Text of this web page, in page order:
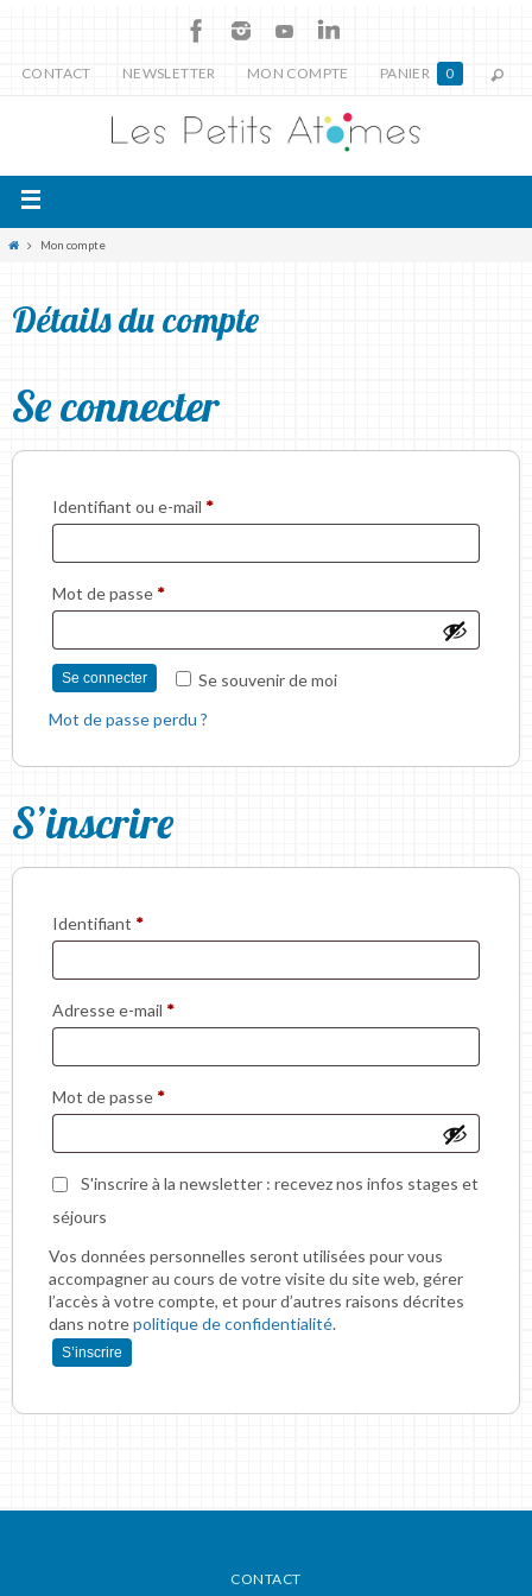
CONTACT NEWSLETTER MON COMPTE PANIER 0
Mon compte
Détails du compte
Se connecter
Identifiant ou e-mail *
Mot de passe *
Se souvenir de moi
Se connecter
Mot de passe perdu ?
S’inscrire
Identifiant *
Adresse e-mail *
Mot de passe *
S'inscrire à la newsletter : recevez nos infos stages et
séjours
Vos données personnelles seront utilisées pour vous
accompagner au cours de votre visite du site web, gérer
l’accès à votre compte, et pour d’autres raisons décrites
dans notrepolitique de confidentialité.
S’inscrire
CONTACT